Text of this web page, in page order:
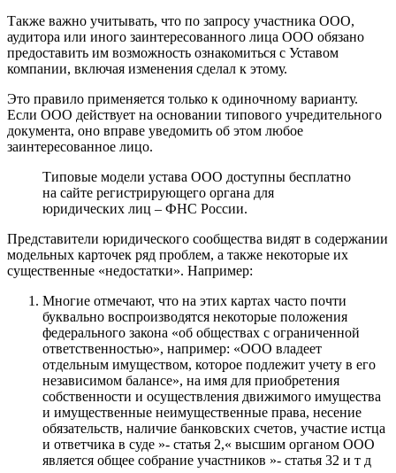
Также важно учитывать, что по запросу участника ООО,
аудитора или иного заинтересованного лица ООО обязано
предоставить им возможность ознакомиться с Уставом
компании, включая изменения сделал к этому.
Это правило применяется только к одиночному варианту.
Если ООО действует на основании типового учредительного
документа, оно вправе уведомить об этом любое
заинтересованное лицо.
Типовые модели устава ООО доступны бесплатно
на сайте регистрирующего органа для
юридических лиц – ФНС России.
Представители юридического сообщества видят в содержании
модельных карточек ряд проблем, а также некоторые их
существенные «недостатки». Например:
Многие отмечают, что на этих картах часто почти
буквально воспроизводятся некоторые положения
федерального закона «об обществах с ограниченной
ответственностью», например: «ООО владеет
отдельным имуществом, которое подлежит учету в его
независимом балансе», на имя для приобретения
собственности и осуществления движимого имущества
и имущественные неимущественные права, несение
обязательств, наличие банковских счетов, участие истца
и ответчика в суде »- статья 2,« высшим органом ООО
является общее собрание участников »- статья 32 и т д